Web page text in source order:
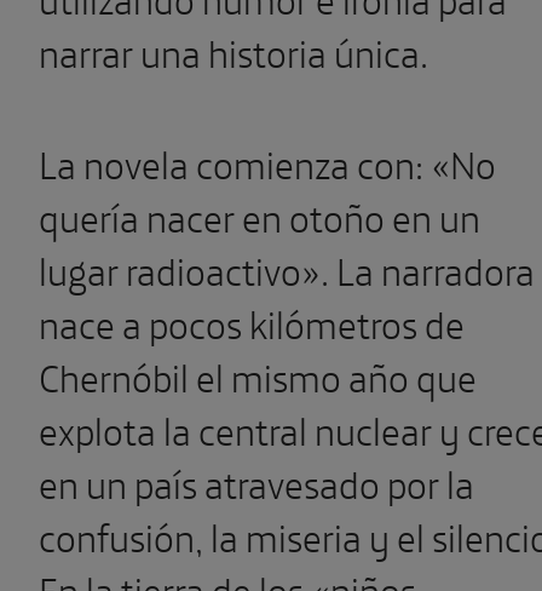
narrar una historia única.
La novela comienza con: «No
quería nacer en otoño en un
lugar radioactivo». La narradora
nace a pocos kilómetros de
Chernóbil el mismo año que
explota la central nuclear y
en un país atravesado por la
confusión, la miseria y el